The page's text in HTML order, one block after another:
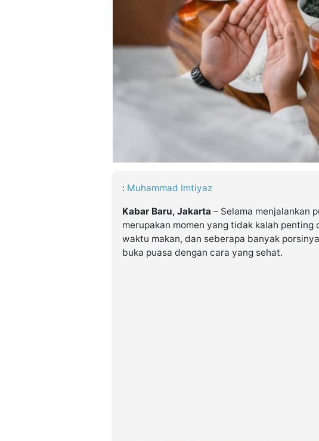
: Muhammad Imtiyaz
Kabar Baru, Jakarta – Selama menjalankan
merupakan momen yang tidak kalah penting
waktu makan, dan seberapa banyak
buka puasa dengan cara yang sehat.